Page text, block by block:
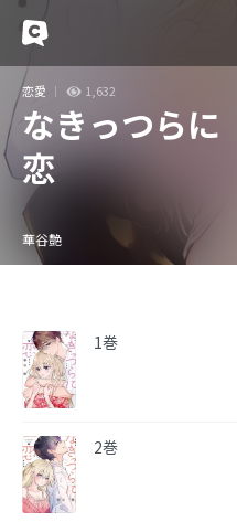
恋愛 1,632
なきっつらに
恋
華谷艶
1巻
2巻